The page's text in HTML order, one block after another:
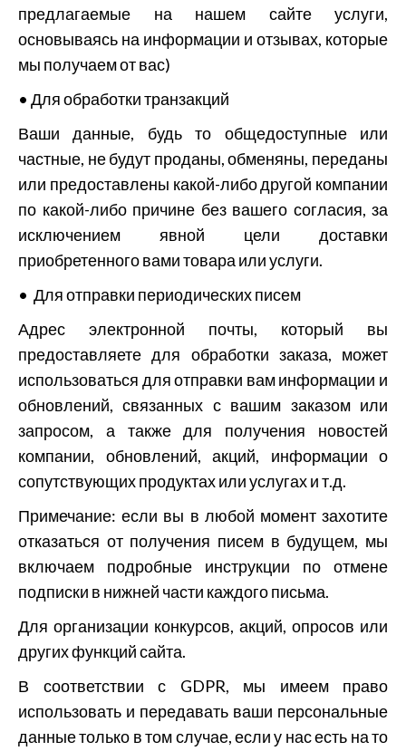
предлагаемые на нашем сайте услуги,
основываясь на информации и отзывах, которые
мы получаем от вас)
• Для обработки транзакций
Ваши данные, будь то общедоступные или
частные, не будут проданы, обменяны, переданы
или предоставлены какой-либо другой компании
по какой-либо причине без вашего согласия, за
исключением явной цели доставки
приобретенного вами товара или услуги.
• Для отправки периодических писем
Адрес электронной почты, который вы
предоставляете для обработки заказа, может
использоваться для отправки вам информации и
обновлений, связанных с вашим заказом или
запросом, а также для получения новостей
компании, обновлений, акций, информации о
сопутствующих продуктах или услугах и т.д.
Примечание: если вы в любой момент захотите
отказаться от получения писем в будущем, мы
включаем подробные инструкции по отмене
подписки в нижней части каждого письма.
Для организации конкурсов, акций, опросов или
других функций сайта.
В соответствии с GDPR, мы имеем право
использовать и передавать ваши персональные
данные только в том случае, если у нас есть на то